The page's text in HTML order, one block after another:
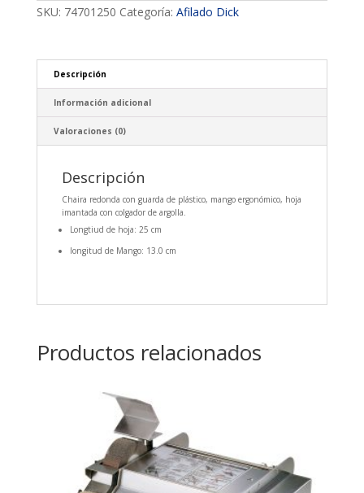
SKU: 74701250 Categoría: Afilado Dick
Descripción
Información adicional
Valoraciones (0)
Descripción
Chaira redonda con guarda de plástico, mango ergonómico, hoja
imantada con colgador de argolla.
Longtiud de hoja: 25 cm
longitud de Mango: 13.0 cm
Productos relacionados